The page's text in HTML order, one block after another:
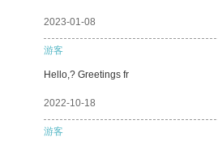
2023-01-08
游客
Hello,? Greetings fr
2022-10-18
游客